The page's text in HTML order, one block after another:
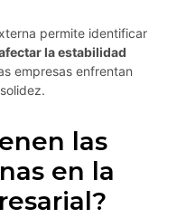
permite identificar
la estabilidad
empresas enfrentan
las
en la